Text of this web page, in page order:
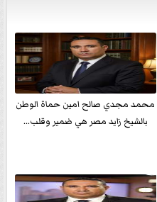
محمد مجدي صالح امين حماة الوطن
بالشيخ زايد مصر هي ضمير وقلب...